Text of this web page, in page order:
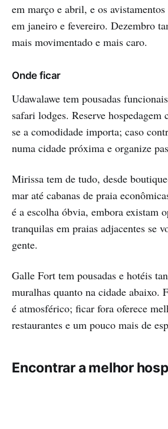
em março e abril, e os
em janeiro e fevereiro. Dezembro
mais movimentado e mais caro.
Onde ficar
Udawalawe tem pousadas
safari lodges. Reserve
se a comodidade importa; caso
numa cidade próxima e organize
Mirissa tem de tudo, desde
mar até cabanas de praia
é a escolha óbvia, embora existam
tranquilas em praias adjacentes se
gente.
Galle Fort tem pousadas e hotéis
muralhas quanto na cidade abaixo.
é atmosférico; ficar fora oferece
restaurantes e um pouco mais de
Encontrar a melhor